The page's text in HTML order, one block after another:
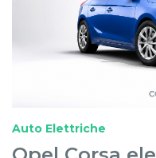
Auto Elettriche